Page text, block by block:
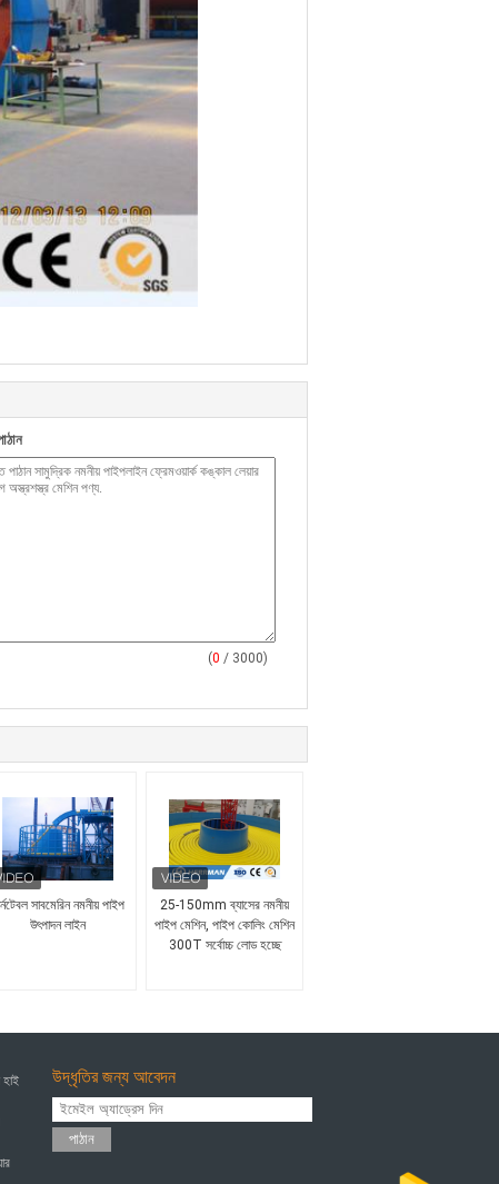
(0 / 3000)
সাবমেরিন নমনীয় পাইপ
উৎপাদন লাইন
25-150mm ব্যাসের নমনীয়
পাইপ মেশিন, পাইপ কোলিং মেশিন
300T সর্বোচ্চ লোড হচ্ছে
উদ্ধৃতির জন্য আবেদন
পাঠান